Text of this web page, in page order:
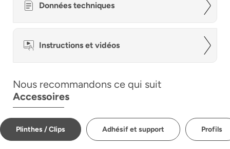
Données techniques
Instructions et vidéos
Nous recommandons ce qui suit
Accessoires
Plinthes / Clips Adhésif et support Profils